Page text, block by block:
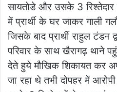
सायतोडे और उसके 3 रिश्तेदार
में प्रार्थी के घर जाकर गाली
जिसके बाद प्रार्थी राहुल टंडन
परिवार के साथ खैरागढ़ थाने
देते हुये मौखिक शिकायत कर
जा रहा थे तभी दोपहर में